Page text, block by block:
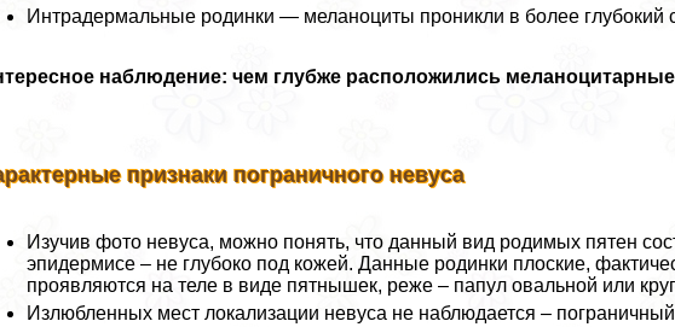
Интрадермальные родинки — меланоциты проникли в более глубокий
наблюдение: чем глубже расположились
признаки пограничного невуса
Изучив фото невуса, можно понять, что данный вид родимых пятен
эпидермисе – не глубоко под кожей. Данные родинки плоские,
проявляются на теле в виде пятнышек, реже – папул овальной или
Излюбленных мест локализации невуса не наблюдается –